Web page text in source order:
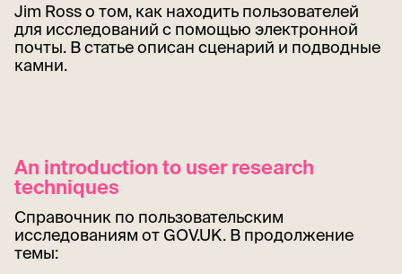
Jim Ross о том, как находить пользователей
для исследований с помощью электронной
почты. В статье описан сценарий и подводные
камни.
An introduction to user research
techniques
Справочник по пользовательским
исследованиям от GOV.UK. В продолжение
темы: